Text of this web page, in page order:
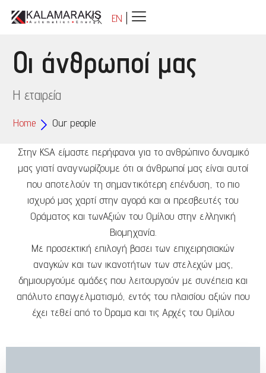
EN
Οι άνθρωποί μας
Η εταιρεία
Home Our people
Στην KSA είμαστε περήφανοι για το ανθρώπινο δυναμικό
μας γιατί αναγνωρίζουμε ότι οι άνθρωποί μας είναι αυτοί
που αποτελούν τη σημαντικότερη επένδυση, το πιο
ισχυρό μας χαρτί στην αγορά και οι πρεσβευτές του
Οράματος και τωνΑξιών του Ομίλου στην ελληνική
Βιομηχανία.
Με προσεκτική επιλογή βασει των επιχειρησιακών
αναγκών και των ικανοτήτων των στελεχών μας,
δημιουργούμε ομάδες που λειτουργούν με συνέπεια και
απόλυτο επαγγελματισμό, εντός του πλαισίου αξιών που
έχει τεθεί από το Όραμα και τις Αρχές του Ομίλου